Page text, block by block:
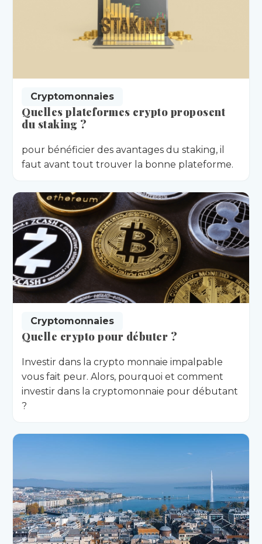
Cryptomonnaies
Quelles plateformes crypto proposent
du staking ?
pour bénéficier des avantages du staking, il
faut avant tout trouver la bonne plateforme.
Cryptomonnaies
Quelle crypto pour débuter ?
Investir dans la crypto monnaie impalpable
vous fait peur. Alors, pourquoi et comment
investir dans la cryptomonnaie pour débutant
?